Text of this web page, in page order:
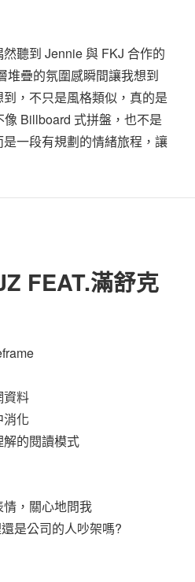
聽到 Jennie 與 FKJ 合作的
堆疊的氛圍感瞬間讓我想到
到，不只是風格類似，真的是
Billboard 式拼盤，也不是
一段有規劃的情緒旅程，讓
FEAT.滿舒克
資料
化
的閱讀模式
，關心地問我
是公司的人吵架嗎?